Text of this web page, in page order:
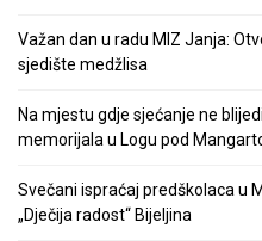
Važan dan u radu MIZ Janja:
sjedište medžlisa
Na mjestu gdje sjećanje ne
memorijala u Logu pod
Svečani ispraćaj predškolaca u
„Dječija radost“ Bijeljina